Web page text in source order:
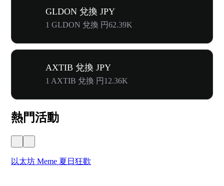
GLDON 兌換 JPY
1 GLDON 兌換 円62.39K
AXTIB 兌換 JPY
1 AXTIB 兌換 円12.36K
熱門活動
以太坊 Meme 夏日狂歡